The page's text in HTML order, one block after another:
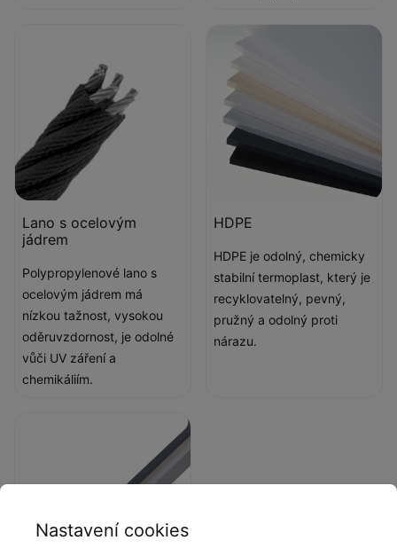
Lano s ocelovým
jádrem
Polypropylenové lano s
ocelovým jádrem má
nízkou tažnost, vysokou
oděruvzdornost, je odolné
vůči UV záření a
chemikáliím.
HDPE
HDPE je odolný, chemicky
stabilní termoplast, který je
recyklovatelný, pevný,
pružný a odolný proti
nárazu.
Nastavení cookies